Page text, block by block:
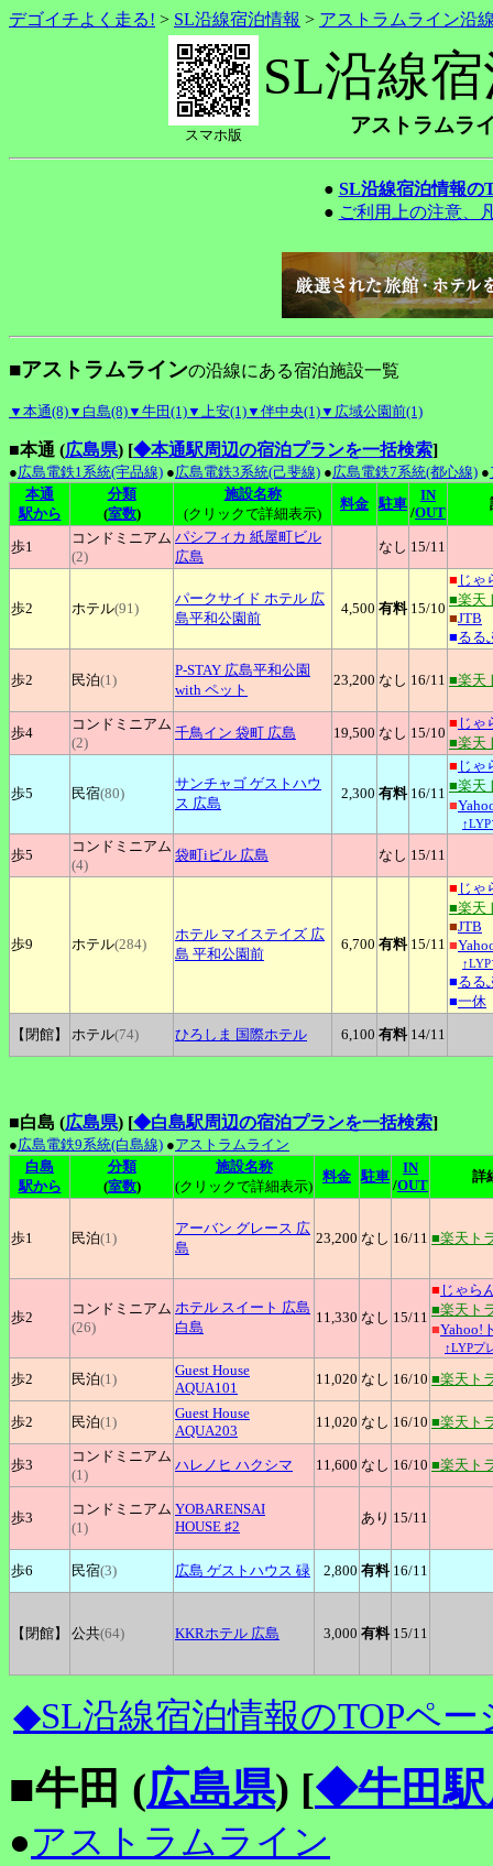
デゴイチよく走る! > SL沿線宿泊情報 > アストラムライン沿
スマホ版
SL沿線
アストラムラ
● SL沿線宿泊情報の
● ご利用上の注意、
■アストラムラインの沿線にある宿泊施設一覧
▼本通(8)▼白島(8)▼牛田(1)▼上安(1)▼伴中央(1)▼広域公園前(1)
■本通 (広島県) [◆本通駅周辺の宿泊プランを一括検索]
●広島電鉄1系統(宇品線) ●広島電鉄3系統(己斐線) ●広島電鉄7系統(都心線) ●
本通
駅から
分類
(室数)
施設名称
(クリックで詳細表示)
料金 駐車
IN
/OUT
歩1
コンドミニアム
(2)
パシフィカ 紙屋町ビル
広島
なし 15/11
歩2 ホテル(91)
パークサイド ホテル 広
島平和公園前
4,500 有料 15/10
■ じゃ
■楽天
■JTB
■るる
歩2 民泊(1)
P-STAY 広島平和公園
with ペット
23,200 なし 16/11 ■楽天
歩4
コンドミニアム
(2)
千鳥イン 袋町 広島 19,500 なし 15/10
■ じゃ
■楽天
歩5 民宿(80)
サンチャゴ ゲストハウ
ス 広島
2,300 有料 16/11
■ じゃ
■楽天
■
歩5
コンドミニアム
(4)
袋町iビル 広島 なし 15/11
歩9 ホテル(284)
ホテル マイステイズ 広
島 平和公園前
6,700 有料 15/11
■ じゃ
■楽天
■JTB
■
■るる
■一休
【閉館】
ホテル(74) ひろしま 国際ホテル 6,100 有料 14/11
■白島 (広島県) [◆白島駅周辺の宿泊プランを一括検索]
●広島電鉄9系統(白島線) ●アストラムライン
白島
駅から
分類
(室数)
施設名称
(クリックで詳細表示)
料金 駐車
IN
/OUT
詳
歩1 民泊(1)
アーバン グレース 広
島
23,200 なし 16/11 ■楽天ト
歩2
コンドミニアム
(26)
ホテル スイート 広島
白島
11,330 なし 15/11
■ じゃら
■楽天ト
■Yahoo!
↑LYPプ
歩2 民泊(1)
Guest House
AQUA101
11,020 なし 16/10 ■楽天ト
歩2 民泊(1)
Guest House
AQUA203
11,020 なし 16/10 ■楽天ト
歩3
コンドミニアム
(1)
ハレノヒ ハクシマ 11,600 なし 16/10 ■楽天ト
歩3
コンドミニアム
(1)
YOBARENSAI
HOUSE ♯2
あり 15/11
歩6 民宿(3) 広島 ゲストハウス 碌 2,800 有料 16/11
【閉館】 公共(64) KKRホテル 広島 3,000 有料 15/11
◆SL沿線宿泊情報のTOPペー
■牛田 (広島県) [◆牛田駅
●アストラムライン